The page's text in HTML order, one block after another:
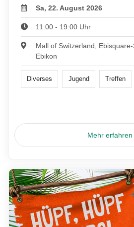
Sa, 22. August 2026
11:00 - 19:00 Uhr
Mall of Switzerland,
Ebikon
Diverses Jugend Treffen
Mehr erfahren